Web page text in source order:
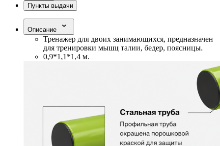
Пункты выдачи
Описание
Тренажер для двоих занимающихся, предназначен
для тренировки мышц талии, бедер, поясницы.
0,9*1,1*1,4 м.